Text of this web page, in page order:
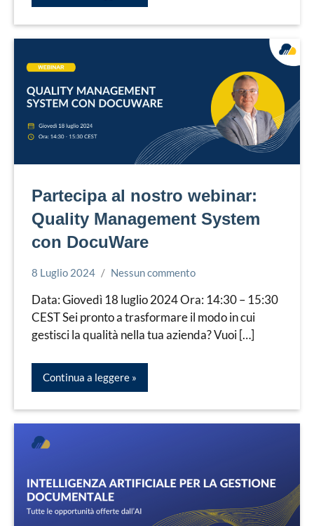
Partecipa al nostro webinar:
Quality Management System
con DocuWare
Docuware
8 Luglio 2024
Simone
Leorato
Nessun commento
Data: Giovedì 18 luglio 2024 Ora: 14:30 – 15:30
CEST Sei pronto a trasformare il modo in cui
gestisci la qualità nella tua azienda? Vuoi […]
Continua a leggere